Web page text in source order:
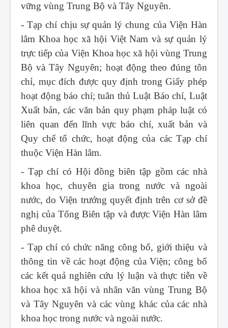
vững vùng Trung Bộ và Tây Nguyên.
- Tạp chí chịu sự quản lý chung của Viện Hàn
lâm Khoa học xã hội Việt Nam và sự quản lý
trực tiếp của Viện Khoa học xã hội vùng Trung
Bộ và Tây Nguyên; hoạt động theo đúng tôn
chỉ, mục đích được quy định trong Giấy phép
hoạt động báo chí; tuân thủ Luật Báo chí, Luật
Xuất bản, các văn bản quy phạm pháp luật có
liên quan đến lĩnh vực báo chí, xuất bản và
Quy chế tổ chức, hoạt động của các Tạp chí
thuộc Viện Hàn lâm.
- Tạp chí có Hội đồng biên tập gồm các nhà
khoa học, chuyên gia trong nước và ngoài
nước, do Viện trưởng quyết định trên cơ sở đề
nghị của Tổng Biên tập và được Viện Hàn lâm
phê duyệt.
- Tạp chí có chức năng công bố, giới thiệu và
thông tin về các hoạt động của Viện; công bố
các kết quả nghiên cứu lý luận và thực tiễn về
khoa học xã hội và nhân văn vùng Trung Bộ
và Tây Nguyên và các vùng khác của các nhà
khoa học trong nước và ngoài nước.